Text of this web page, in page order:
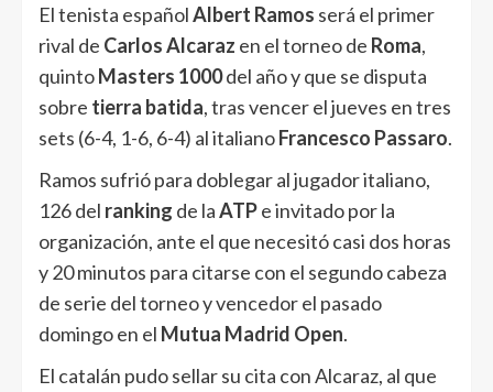
El tenista españolAlbert Ramos será el primer
rival de Carlos Alcaraz en el torneo de Roma,
quintoMasters 1000del año y que se disputa
sobre tierra batida, tras vencer el jueves en tres
sets (6-4, 1-6, 6-4) al italianoFrancesco Passaro.
Ramos sufrió para doblegar al jugador italiano,
126 del ranking de laATPe invitado por la
organización, ante el que necesitó casi dos horas
y 20 minutos para citarse con el segundo cabeza
de serie del torneo y vencedor el pasado
domingo en el Mutua Madrid Open.
El catalán pudo sellar su cita con Alcaraz, al que